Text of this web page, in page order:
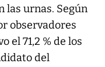
urnas. Según
observadores
el 71,2 % de los
del